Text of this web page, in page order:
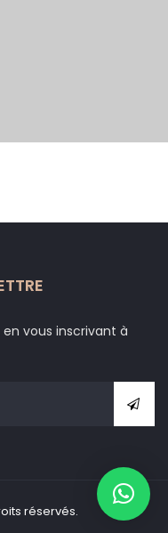
vous inscrivant à
réservés.